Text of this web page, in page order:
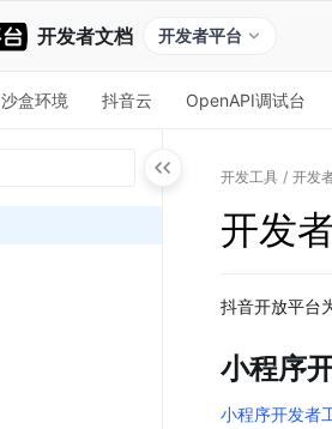
开发者文档 开发者平台
沙盒环境 抖音云 OpenAPI调试台
开发工具 / 开发
开发
抖音开放平台
小程序
小程序开发者